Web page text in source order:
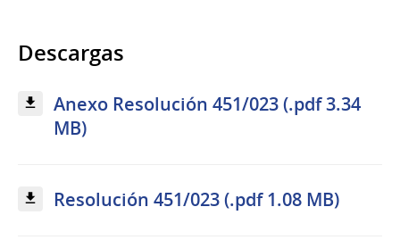
Descargas
Anexo Resolución 451/023 (.pdf 3.34
MB)
Resolución 451/023 (.pdf 1.08 MB)